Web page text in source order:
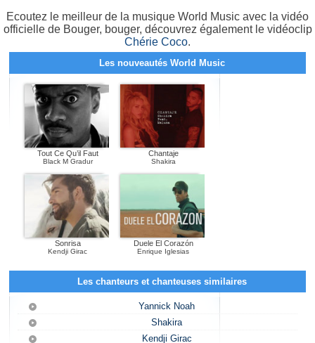
Ecoutez le meilleur de la musique World Music avec la vidéo
officielle de Bouger, bouger, découvrez également le vidéoclip
Chérie Coco.
Les nouveautés World Music
Tout Ce Qu’il Faut
Black M Gradur
Chantaje
Shakira
Sonrisa
Kendji Girac
Duele El Corazón
Enrique Iglesias
Les chanteurs et chanteuses similaires
Yannick Noah
Shakira
Kendji Girac